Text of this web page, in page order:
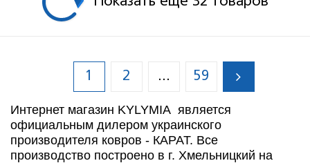
1 2 ... 59
Интернет магазин KYLYMIA является
официальным дилером украинского
производителя ковров - КАРАТ. Все
производство построено в г. Хмельницкий на